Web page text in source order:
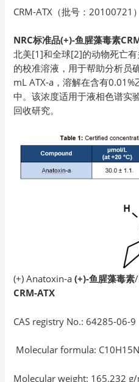
CRM-ATX（批号：20100721
NRC标准品(+)-鱼腥藻毒素
北美[1]和全球[2]的动物死亡
的校准溶液，用于帮助分析员
mL ATX-a，溶解在含有
中。该浓度适用于液相色谱实
回收研究。
(+) Anatoxin-a(+)-鱼腥藻毒素/
CRM-ATX
CAS registry No.: 64285-06-9
Molecular formula:
Molecular weight: